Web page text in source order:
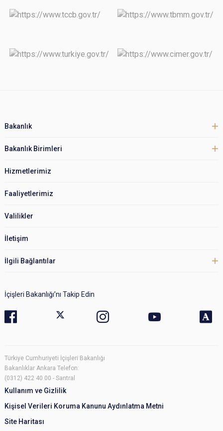
Bakanlık
Bakanlık Birimleri
Hizmetlerimiz
Faaliyetlerimiz
Valilikler
İletişim
İlgili Bağlantılar
İçişleri Bakanlığı’nı Takip Edin
Türkiye Cumhuriyeti İçişleri Bakanlığı
Bakanlıklar Ankara Telefon:
(0312) 422 40 00 - Santral
Kullanım ve Gizlilik
Kişisel Verileri Koruma Kanunu Aydınlatma Metni
Site Haritası